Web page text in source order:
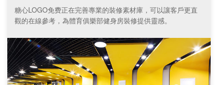
糖心LOGO免费正在完善專業的裝修素材庫，可以讓客戶更直
觀的在線參考，為體育俱樂部健身房裝修提供靈感。